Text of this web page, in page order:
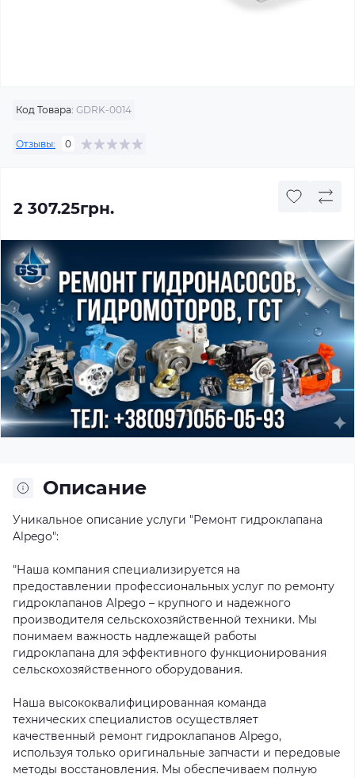
Код Товара: GDRK-0014
Отзывы: 0
2 307.25грн.
Описание
Уникальное описание услуги "Ремонт гидроклапана
Alpego":
"Наша компания специализируется на
предоставлении профессиональных услуг по ремонту
гидроклапанов Alpego – крупного и надежного
производителя сельскохозяйственной техники. Мы
понимаем важность надлежащей работы
гидроклапана для эффективного функционирования
сельскохозяйственного оборудования.
Наша высококвалифицированная команда
технических специалистов осуществляет
качественный ремонт гидроклапанов Alpego,
используя только оригинальные запчасти и передовые
методы восстановления. Мы обеспечиваем полную